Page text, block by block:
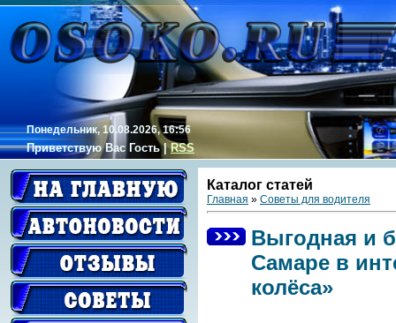
Понедельник, 10.08.2026, 16:56
Приветствую Вас Гость|RSS
Каталог статей
Главная » Советы для водителя
Выгодная и
Самаре в
колёса»